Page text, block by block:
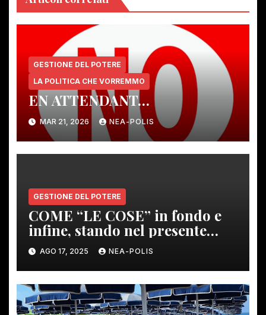
GESTIONE DEL POTERE
LA POLITICA CHE VORREMMO
EN ATTENDANT…
MAR 21, 2026 NEA-POLIS
GESTIONE DEL POTERE
COME “LE COSE” in fondo e
infine, stando nel presente
regime, e contesto, vanno
“COMBINANDOSI” – PER IL
PEGGIO. LA FACCENDA
NITAG
AGO 17, 2025 NEA-POLIS